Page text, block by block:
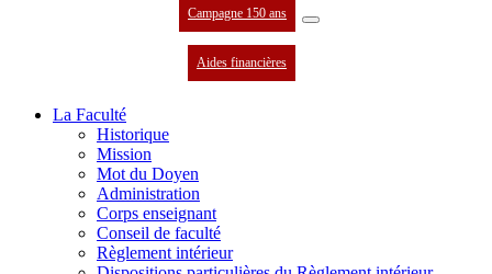
Campagne 150 ans
Aides financières
La Faculté
Historique
Mission
Mot du Doyen
Administration
Corps enseignant
Conseil de faculté
Règlement intérieur